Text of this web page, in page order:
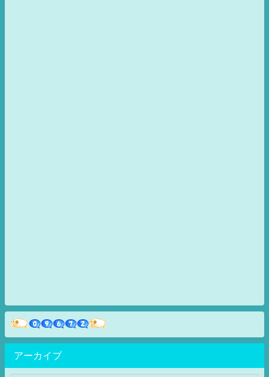
アーカイブ